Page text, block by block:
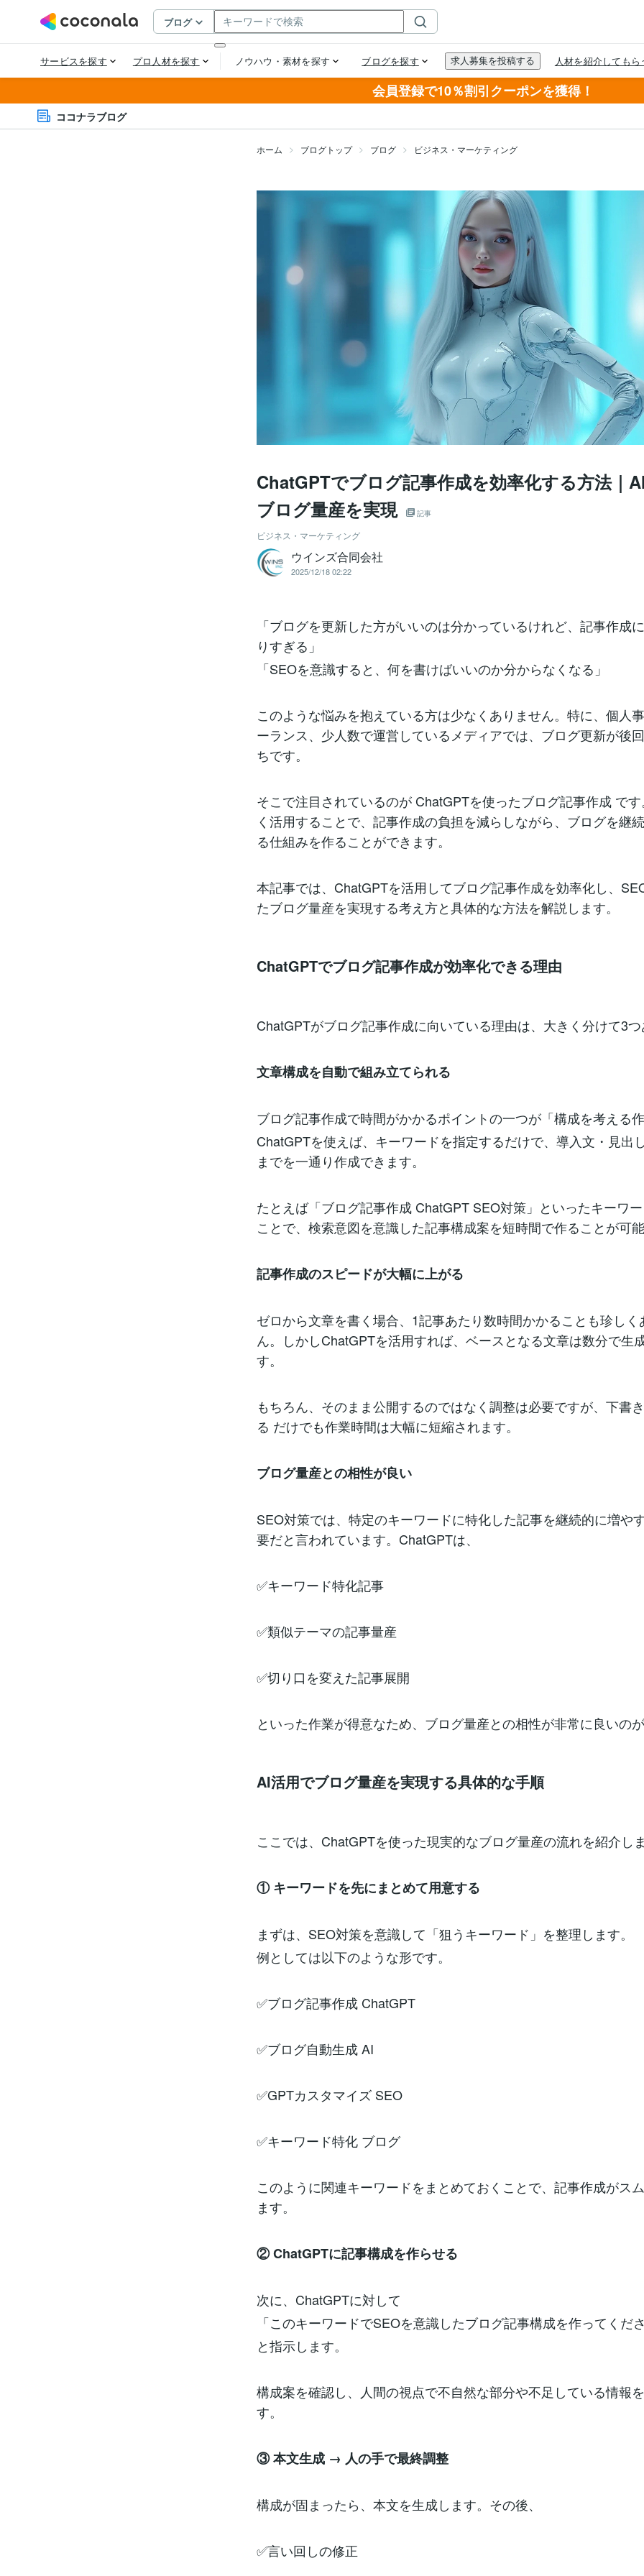
会員登録で10％割引クーポンを獲得！
ココナラブログ
ホーム ブログトップ ブログ ビジネス・マーケティング
ChatGPTでブログ記事作成を効率化する方法｜
ブログ量産を実現
記事
ビジネス・マーケティング
ウインズ合同会社
2025/12/18 02:22
「ブログを更新した方がいいのは分かっているけれど、記事作成
りすぎる」
「SEOを意識すると、何を書けばいいのか分からなくなる」
このような悩みを抱えている方は少なくありません。特に、個人
ーランス、少人数で運営しているメディアでは、ブログ更新が後
ちです。
そこで注目されているのが ChatGPTを使ったブログ記事作成 で
く活用することで、記事作成の負担を減らしながら、ブログを継
る仕組みを作ることができます。
本記事では、ChatGPTを活用してブログ記事作成を効率化し、
たブログ量産を実現する考え方と具体的な方法を解説します。
ChatGPTでブログ記事作成が効率化できる理由
ChatGPTがブログ記事作成に向いている理由は、大きく分けて3つ
文章構成を自動で組み立てられる
ブログ記事作成で時間がかかるポイントの一つが「構成を考える作
ChatGPTを使えば、キーワードを指定するだけで、導入文・見出
までを一通り作成できます。
たとえば「ブログ記事作成 ChatGPT SEO対策」といったキーワ
ことで、検索意図を意識した記事構成案を短時間で作ることが可能
記事作成のスピードが大幅に上がる
ゼロから文章を書く場合、1記事あたり数時間かかることも珍しく
ん。しかしChatGPTを活用すれば、ベースとなる文章は数分で生
す。
もちろん、そのまま公開するのではなく調整は必要ですが、下書
る だけでも作業時間は大幅に短縮されます。
ブログ量産との相性が良い
SEO対策では、特定のキーワードに特化した記事を継続的に増や
要だと言われています。ChatGPTは、
✅キーワード特化記事
✅類似テーマの記事量産
✅切り口を変えた記事展開
といった作業が得意なため、ブログ量産との相性が非常に良いのが
AI活用でブログ量産を実現する具体的な手順
ここでは、ChatGPTを使った現実的なブログ量産の流れを紹介しま
① キーワードを先にまとめて用意する
まずは、SEO対策を意識して「狙うキーワード」を整理します。
例としては以下のような形です。
✅ブログ記事作成 ChatGPT
✅ブログ自動生成 AI
✅GPTカスタマイズ SEO
✅キーワード特化 ブログ
このように関連キーワードをまとめておくことで、記事作成がス
ます。
② ChatGPTに記事構成を作らせる
次に、ChatGPTに対して
「このキーワードでSEOを意識したブログ記事構成を作ってくださ
と指示します。
構成案を確認し、人間の視点で不自然な部分や不足している情報
す。
③ 本文生成 → 人の手で最終調整
構成が固まったら、本文を生成します。その後、
✅言い回しの修正